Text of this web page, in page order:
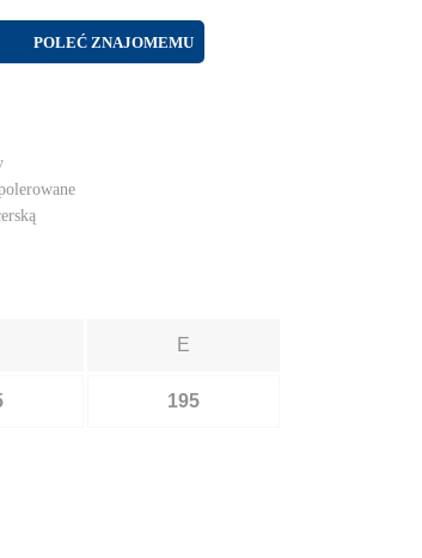
POLEĆ ZNAJOMEMU
E
195